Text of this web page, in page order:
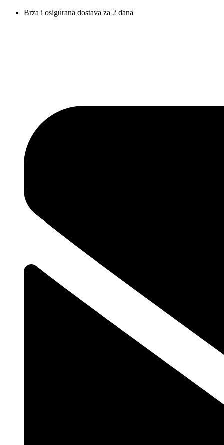
Brza i osigurana dostava za 2 dana